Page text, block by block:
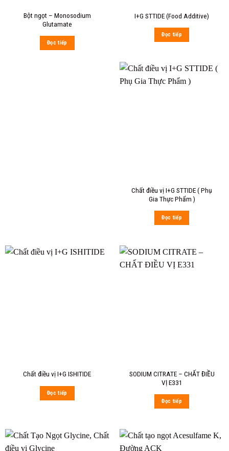
Bột ngọt – Monosodium
Glutamate
Đọc tiếp
I+G STTIDE (Food Additive)
Đọc tiếp
Chất điều vị I+G STTIDE ( Phụ
Gia Thực Phẩm )
Đọc tiếp
Chất điều vị I+G ISHITIDE
Đọc tiếp
SODIUM CITRATE – CHẤT ĐIỀU
VỊ E331
Đọc tiếp